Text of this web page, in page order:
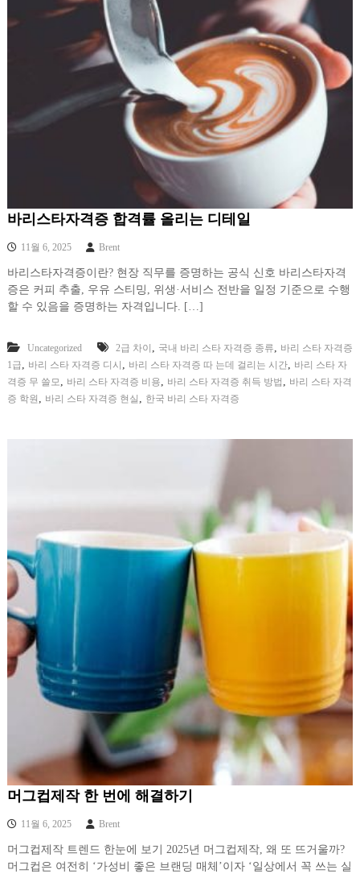
바리스타자격증 합격률 올리는 디테일
11월 6, 2025 Brent
바리스타자격증이란? 현장 직무를 증명하는 공식 신호 바리스타자격
증은 커피 추출, 우유 스티밍, 위생·서비스 전반을 일정 기준으로 수행
할 수 있음을 증명하는 자격입니다. […]
Uncategorized 2급 차이 , 국내 바리 스타 자격증 종류, 바리 스타 자격증
1급, 바리 스타 자격증 디시 , 바리 스타 자격증 따 는데 걸리는 시간, 바리 스타 자
격증 무 쓸모, 바리 스타 자격증 비용, 바리 스타 자격증 취득 방법 , 바리 스타 자격
증 학원 , 바리 스타 자격증 현실 , 한국 바리 스타 자격증
머그컵제작 한 번에 해결하기
11월 6, 2025 Brent
머그컵제작 트렌드 한눈에 보기 2025년 머그컵제작, 왜 또 뜨거울까?
머그컵은 여전히 ‘가성비 좋은 브랜딩 매체’이자 ‘일상에서 꼭 쓰는 실